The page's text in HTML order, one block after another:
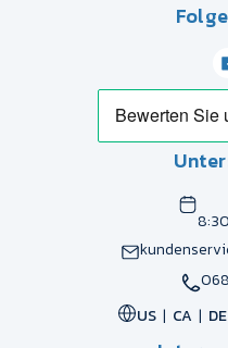
US
CA DE